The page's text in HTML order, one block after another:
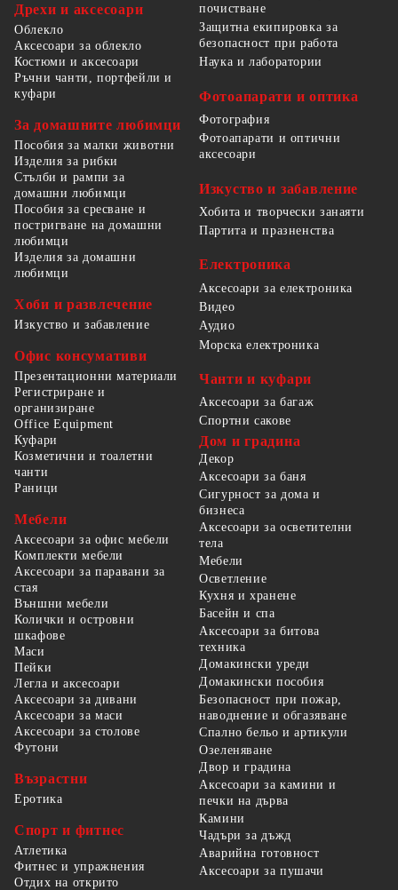
Дрехи и аксесоари
Облекло
Аксесоари за облекло
Костюми и аксесоари
Ръчни чанти, портфейли и
куфари
За домашните любимци
Пособия за малки животни
Изделия за рибки
Стълби и рампи за
домашни любимци
Пособия за сресване и
постригване на домашни
любимци
Изделия за домашни
любимци
Хоби и развлечение
Изкуство и забавление
Офис консумативи
Презентационни материали
Регистриране и
организиране
Office Equipment
почистване
Защитна екипировка за
безопасност при работа
Наука и лаборатории
Фотоапарати и оптика
Фотография
Фотоапарати и оптични
аксесоари
Изкуство и забавление
Хобита и творчески занаяти
Партита и празненства
Електроника
Аксесоари за електроника
Видео
Аудио
Морска електроника
Чанти и куфари
Аксесоари за багаж
Спортни сакове
Куфари
Козметични и тоалетни
чанти
Раници
Мебели
Аксесоари за офис мебели
Комплекти мебели
Аксесоари за паравани за
стая
Външни мебели
Колички и островни
шкафове
Маси
Пейки
Легла и аксесоари
Аксесоари за дивани
Аксесоари за маси
Аксесоари за столове
Футони
Възрастни
Еротика
Спорт и фитнес
Атлетика
Фитнес и упражнения
Отдих на открито
Дом и градина
Декор
Аксесоари за баня
Сигурност за дома и
бизнеса
Аксесоари за осветителни
тела
Мебели
Осветление
Кухня и хранене
Басейн и спа
Аксесоари за битова
техника
Домакински уреди
Домакински пособия
Безопасност при пожар,
наводнение и обгазяване
Спално бельо и артикули
Озеленяване
Двор и градина
Аксесоари за камини и
печки на дърва
Камини
Чадъри за дъжд
Аварийна готовност
Аксесоари за пушачи